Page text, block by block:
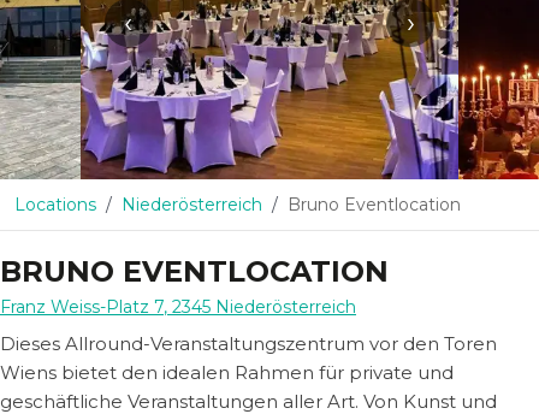
‹ ›
Locations Niederösterreich Bruno Eventlocation
BRUNO EVENTLOCATION
Franz Weiss-Platz 7, 2345 Niederösterreich
Dieses Allround-Veranstaltungszentrum vor den Toren
Wiens bietet den idealen Rahmen für private und
geschäftliche Veranstaltungen aller Art. Von Kunst und